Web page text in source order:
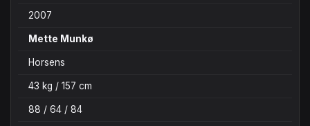
2007
Mette Munkø
Horsens
43 kg / 157 cm
88 / 64 / 84